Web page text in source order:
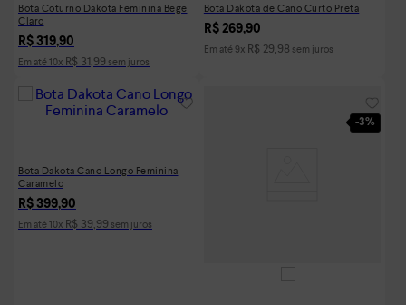
Bota Coturno Dakota Feminina Bege
Claro
R$ 319,90
Em até 10x R$ 31,99 sem juros
Bota Dakota de Cano Curto Preta
R$ 269,90
Em até 9x R$ 29,98 sem juros
Bota Dakota Cano Longo Feminina
Caramelo
R$ 399,90
Em até 10x R$ 39,99 sem juros
-3%